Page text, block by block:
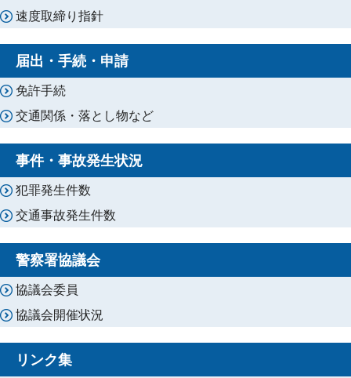
速度取締り指針
届出・手続・申請
免許手続
交通関係・落とし物など
事件・事故発生状況
犯罪発生件数
交通事故発生件数
警察署協議会
協議会委員
協議会開催状況
リンク集